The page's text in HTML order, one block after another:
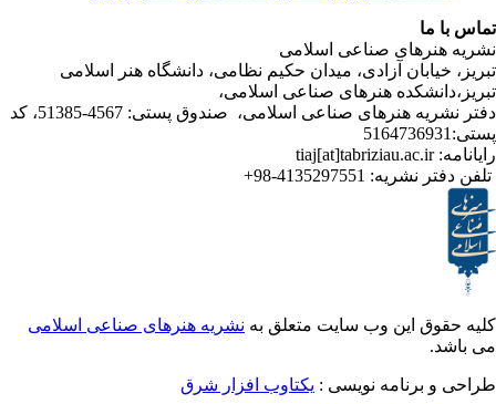
صناعی اسلامی
آزادی، میدان حکیم نظامی، دانشگاه هنر اسلامی
هنرهای صناعی اسلامی،
دفتر نشریه هنرهای صناعی اسلامی، صندوق پستی: 4567-51385، کد
نشریه:4135297551-98+
این وب سایت متعلق بهنشریه هنرهای صناعی اسلامی
نویسی : یکتاوب افزار شرق